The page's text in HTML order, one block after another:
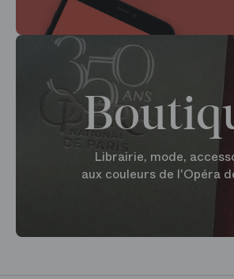
Librairie, mode,
aux couleurs de l'Opéra